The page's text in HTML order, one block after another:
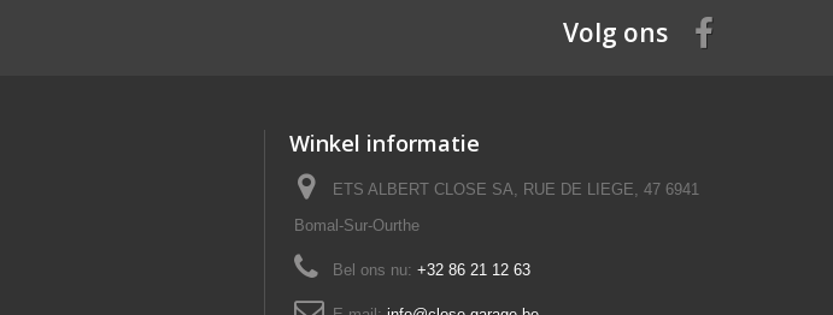
Volg ons
Winkel informatie
ETS ALBERT CLOSE SA, RUE DE LIEGE, 47 6941
Bomal-Sur-Ourthe
Bel ons nu: +32 86 21 12 63